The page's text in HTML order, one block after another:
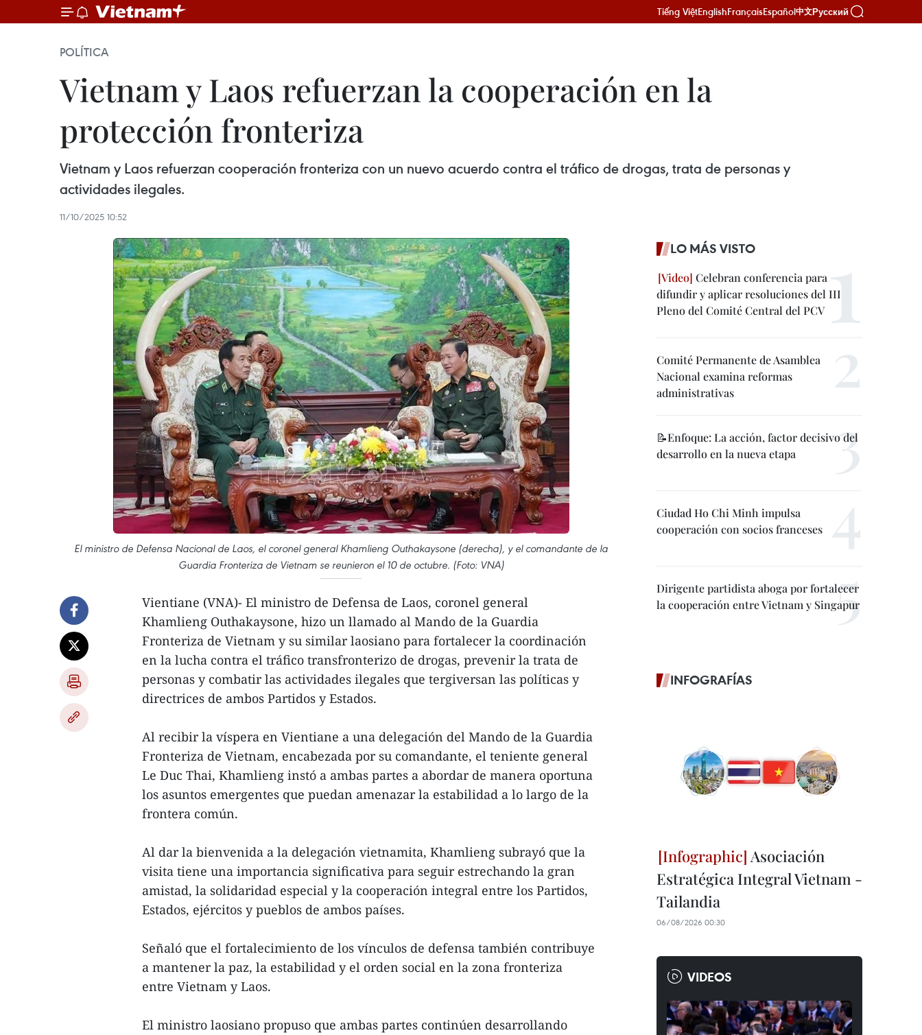
Tiếng ViệtEnglishFrançaisEspañol中文Русский
POLÍTICA
Vietnam y Laos refuerzan la cooperación en la
protección fronteriza
Vietnam y Laos refuerzan cooperación fronteriza con un nuevo acuerdo contra el tráfico de drogas, trata de personas y
actividades ilegales.
11/10/2025 10:52
El ministro de Defensa Nacional de Laos, el coronel general Khamlieng Outhakaysone (derecha), y el comandante de la
Guardia Fronteriza de Vietnam se reunieron el 10 de octubre. (Foto: VNA)
Vientiane (VNA)- El ministro de Defensa de Laos, coronel general
Khamlieng Outhakaysone, hizo un llamado al Mando de la Guardia
Fronteriza de Vietnam y su similar laosiano para fortalecer la coordinación
en la lucha contra el tráfico transfronterizo de drogas, prevenir la trata de
personas y combatir las actividades ilegales que tergiversan las políticas y
directrices de ambos Partidos y Estados.
Al recibir la víspera en Vientiane a una delegación del Mando de la Guardia
Fronteriza de Vietnam, encabezada por su comandante, el teniente general
Le Duc Thai, Khamlieng instó a ambas partes a abordar de manera oportuna
los asuntos emergentes que puedan amenazar la estabilidad a lo largo de la
frontera común.
Al dar la bienvenida a la delegación vietnamita, Khamlieng subrayó que la
visita tiene una importancia significativa para seguir estrechando la gran
amistad, la solidaridad especial y la cooperación integral entre los Partidos,
Estados, ejércitos y pueblos de ambos países.
Señaló que el fortalecimiento de los vínculos de defensa también contribuye
a mantener la paz, la estabilidad y el orden social en la zona fronteriza
entre Vietnam y Laos.
El ministro laosiano propuso que ambas partes continúen desarrollando
LO MÁS VISTO
Celebran conferencia para
difundir y aplicar resoluciones del III
Pleno del Comité Central del PCV
Comité Permanente de Asamblea
Nacional examina reformas
administrativas
📝Enfoque: La acción, factor decisivo del
desarrollo en la nueva etapa
Ciudad Ho Chi Minh impulsa
cooperación con socios franceses
Dirigente partidista aboga por fortalecer
la cooperación entre Vietnam y Singapur
INFOGRAFÍAS
Asociación
Estratégica Integral Vietnam -
Tailandia
06/08/2026 00:30
VIDEOS